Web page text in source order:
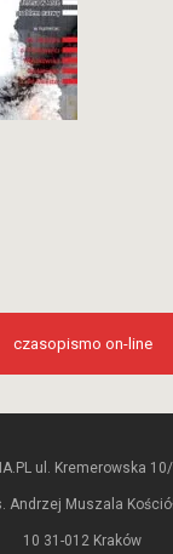
czasopismo on-line
ul. Kremerowska
Andrzej Muszala
10 31-012 Kraków